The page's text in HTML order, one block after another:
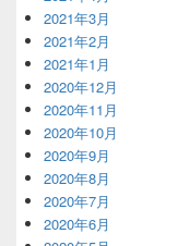
2021年3月
2021年2月
2021年1月
2020年12月
2020年11月
2020年10月
2020年9月
2020年8月
2020年7月
2020年6月